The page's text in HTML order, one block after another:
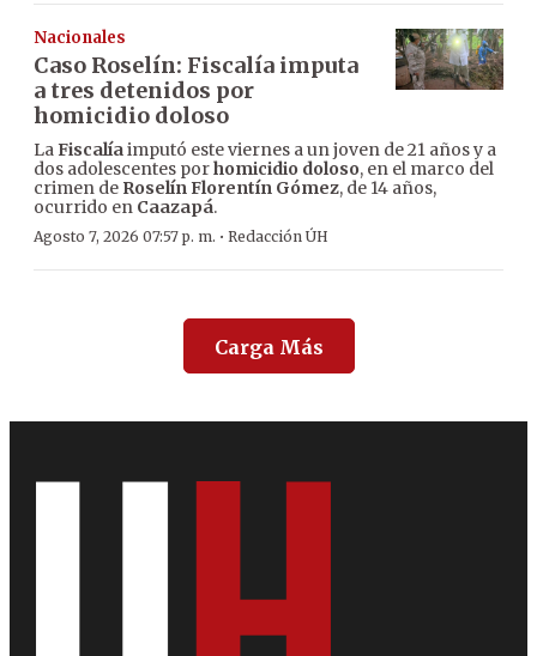
Nacionales
Caso Roselín: Fiscalía imputa
a tres detenidos por
homicidio doloso
LaFiscalíaimputó este viernes a un joven de 21 años y a
dos adolescentes porhomicidio doloso, en el marco del
crimen de Roselín Florentín Gómez, de 14 años,
ocurrido en Caazapá.
Agosto 7, 2026 07:57 p. m. · Redacción ÚH
Carga Más